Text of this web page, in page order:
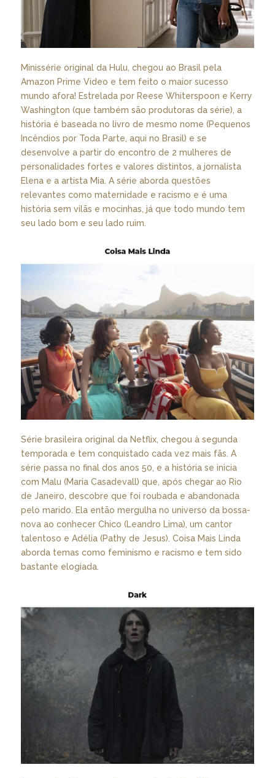
Minissérie original da Hulu, chegou ao Brasil pela
Amazon Prime Video e tem feito o maior sucesso
mundo afora! Estrelada por Reese Whiterspoon e Kerry
Washington (que também são produtoras da série), a
história é baseada no livro de mesmo nome (Pequenos
Incêndios por Toda Parte, aqui no Brasil) e se
desenvolve a partir do encontro de 2 mulheres de
personalidades fortes e valores distintos, a jornalista
Elena e a artista Mia. A série aborda questões
relevantes como maternidade e racismo e é uma
história sem vilãs e mocinhas, já que todo mundo tem
seu lado bom e seu lado ruim.
Série brasileira original da Netflix, chegou à segunda
temporada e tem conquistado cada vez mais fãs. A
série passa no final dos anos 50, e a história se inicia
com Malu (Maria Casadevall) que, após chegar ao Rio
de Janeiro, descobre que foi roubada e abandonada
pelo marido. Ela então mergulha no universo da bossa-
nova ao conhecer Chico (Leandro Lima), um cantor
talentoso e Adélia (Pathy de Jesus). Coisa Mais Linda
aborda temas como feminismo e racismo e tem sido
bastante elogiada.